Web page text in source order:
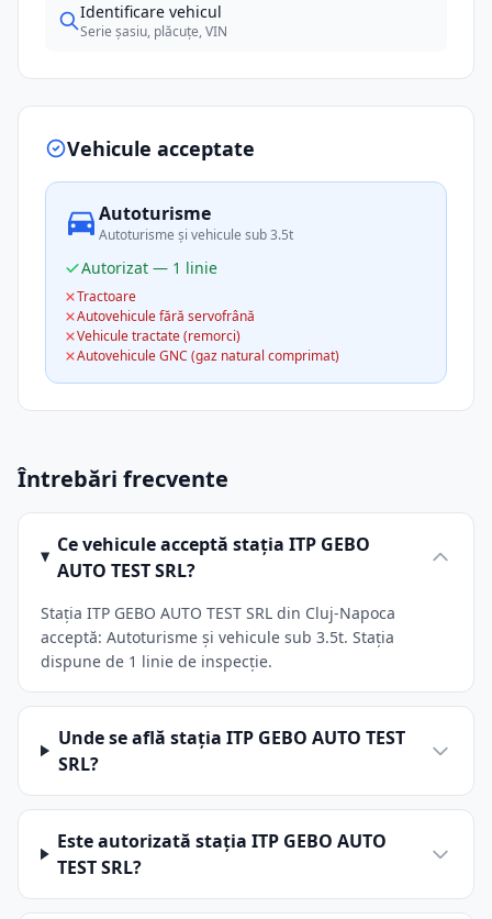
Identificare vehicul
Serie șasiu, plăcuțe, VIN
Vehicule acceptate
Autoturisme
Autoturisme și vehicule sub 3.5t
Autorizat — 1 linie
Tractoare
Autovehicule fără servofrână
Vehicule tractate (remorci)
Autovehicule GNC (gaz natural comprimat)
Întrebări frecvente
Ce vehicule acceptă stația ITP GEBO
AUTO TEST SRL?
Stația ITP GEBO AUTO TEST SRL din Cluj-Napoca
acceptă: Autoturisme și vehicule sub 3.5t. Stația
dispune de 1 linie de inspecție.
Unde se află stația ITP GEBO AUTO TEST
SRL?
Este autorizată stația ITP GEBO AUTO
TEST SRL?